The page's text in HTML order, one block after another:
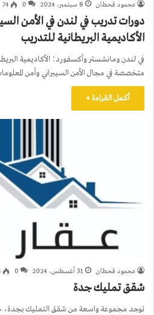
محمود قحطان 8 سبتمبر، 2024 0
74
دورات تدريب في لندن في الأمن
الأكاديمية البريطانية للتدريب
في لندن ومانشستر وأكسفورد؛ الأكاديمية
متخصصة في مجال الأمن السيبراني وأمن
أكمل القراءة »
محمود قحطان 31 أغسطس، 2024 0
شقق تمليك جدة
توجد مجموعة واسعة من شقق التمليك بجدة،